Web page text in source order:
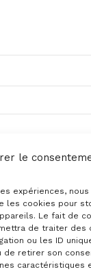
le
expériences,
les cookies pour
Le fait de
de traiter des
ou les ID
de retirer son
caractéristiques